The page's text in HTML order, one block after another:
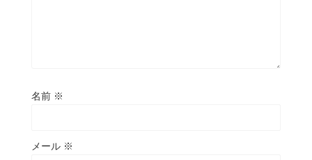
名前 ※
メール ※